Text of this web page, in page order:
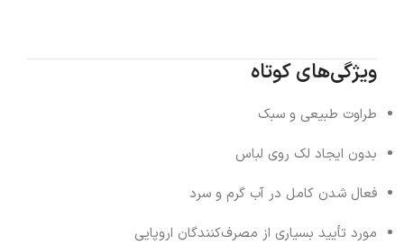
ویژگی‌های کوتاه
طراوت طبیعی و سبک
بدون ایجاد لک روی لباس
فعال شدن کامل در آب گرم و سرد
مورد تأیید بسیاری از مصرف‌کنندگان اروپایی